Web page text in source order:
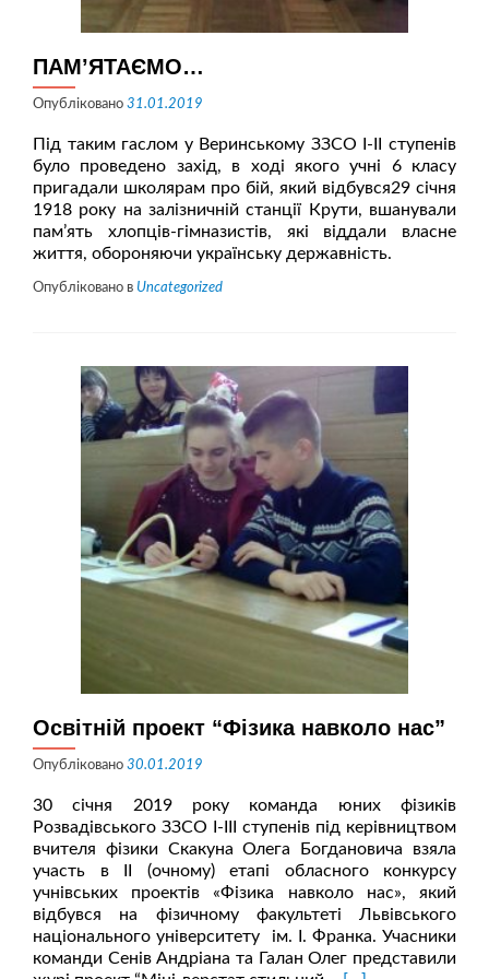
ПАМ’ЯТАЄМО…
Опубліковано 31.01.2019
Під таким гаслом у Веринському ЗЗСО І-ІІ ступенів
було проведено захід, в ході якого учні 6 класу
пригадали школярам про бій, який відбувся29 січня
1918 року на залізничній станції Крути, вшанували
пам’ять хлопців-гімназистів, які віддали власне
життя, обороняючи українську державність.
Опубліковано в Uncategorized
Освітній проект “Фізика навколо нас”
Опубліковано 30.01.2019
30 січня 2019 року команда юних фізиків
Розвадівського ЗЗСО І-ІІІ ступенів під керівництвом
вчителя фізики Скакуна Олега Богдановича взяла
участь в ІІ (очному) етапі обласного конкурсу
учнівських проектів «Фізика навколо нас», який
відбувся на фізичному факультеті Львівського
національного університету ім. І. Франка. Учасники
команди Сенів Андріана та Галан Олег представили